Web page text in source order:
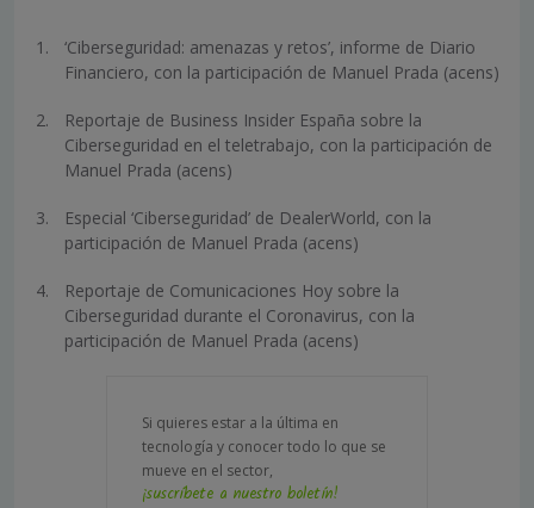
‘Ciberseguridad: amenazas y retos’, informe de Diario
Financiero, con la participación de Manuel Prada (acens)
Reportaje de Business Insider España sobre la
Ciberseguridad en el teletrabajo, con la participación de
Manuel Prada (acens)
Especial ‘Ciberseguridad’ de DealerWorld, con la
participación de Manuel Prada (acens)
Reportaje de Comunicaciones Hoy sobre la
Ciberseguridad durante el Coronavirus, con la
participación de Manuel Prada (acens)
Si quieres estar a la última en
tecnología y conocer todo lo que se
mueve en el sector,
¡suscríbete a nuestro boletín!